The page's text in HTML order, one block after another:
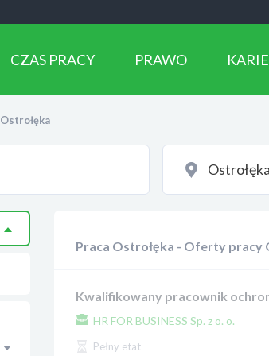
CZAS PRACY PRAWO
Ostrołęka
Praca Ostrołęka - Oferty pracy
Kwalifikowany pracownik
HR FOR BUSINESS Sp. z o. o.
Pełny etat